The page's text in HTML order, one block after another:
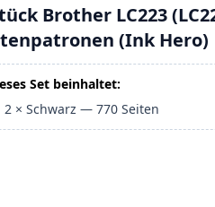
Brother LC223
(Ink Hero)
Set beinhaltet:
2 ×Schwarz —770 Seiten